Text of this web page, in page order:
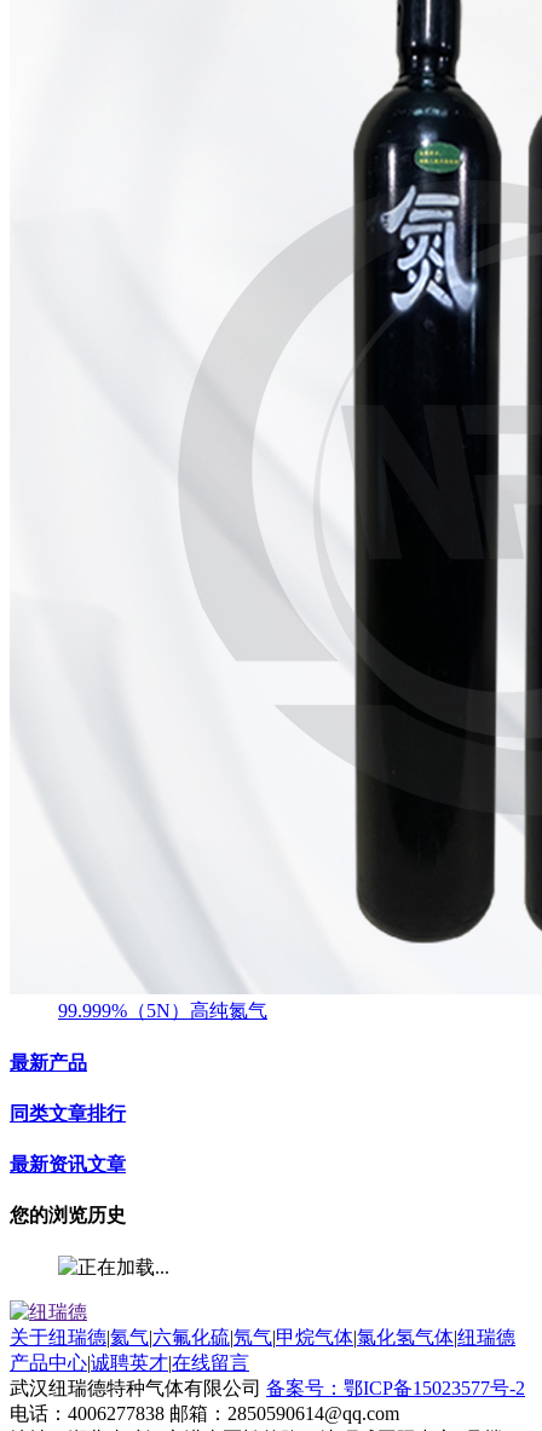
99.999%（5N）高纯氮气
最新产品
同类文章排行
最新资讯文章
您的浏览历史
关于纽瑞德|氦气|六氟化硫|氖气|甲烷气体|氯化氢气体|纽瑞德
产品中心|诚聘英才|在线留言
武汉纽瑞德特种气体有限公司 备案号：鄂ICP备15023577号-2
电话：4006277838 邮箱：2850590614@qq.com